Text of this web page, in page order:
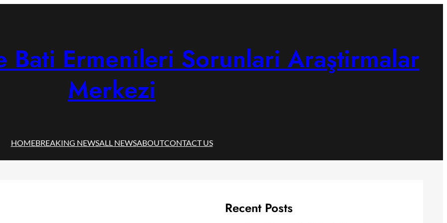
Bati Ermenileri Sorunlari Araştirmalar
Merkezi
HOMEBREAKING NEWSALL NEWSABOUTCONTACT US
Recent Posts